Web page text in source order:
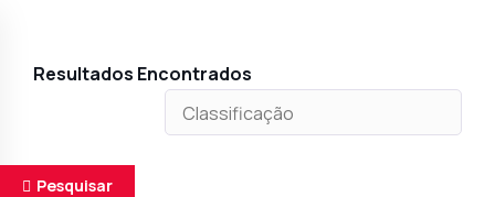
Pesquisar
Resultados Encontrados